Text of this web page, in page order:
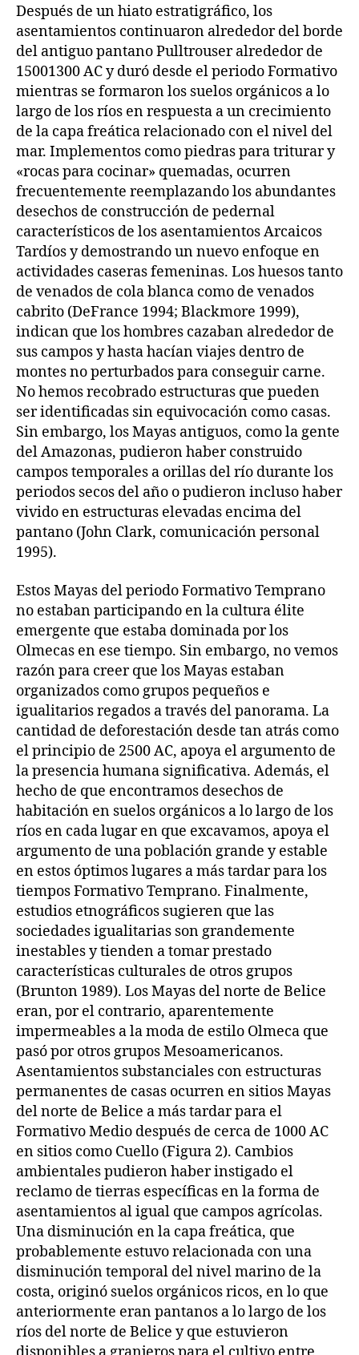
Después de un hiato estratigráfico, los
asentamientos continuaron alrededor del borde
del antiguo pantano Pulltrouser alrededor de
15001300 AC y duró desde el periodo Formativo
mientras se formaron los suelos orgánicos a lo
largo de los ríos en respuesta a un crecimiento
de la capa freática relacionado con el nivel del
mar. Implementos como piedras para triturar y
«rocas para cocinar» quemadas, ocurren
frecuentemente reemplazando los abundantes
desechos de construcción de pedernal
característicos de los asentamientos Arcaicos
Tardíos y demostrando un nuevo enfoque en
actividades caseras femeninas. Los huesos tanto
de venados de cola blanca como de venados
cabrito (DeFrance 1994; Blackmore 1999),
indican que los hombres cazaban alrededor de
sus campos y hasta hacían viajes dentro de
montes no perturbados para conseguir carne.
No hemos recobrado estructuras que pueden
ser identificadas sin equivocación como casas.
Sin embargo, los Mayas antiguos, como la gente
del Amazonas, pudieron haber construido
campos temporales a orillas del río durante los
periodos secos del año o pudieron incluso haber
vivido en estructuras elevadas encima del
pantano (John Clark, comunicación personal
1995).
Estos Mayas del periodo Formativo Temprano
no estaban participando en la cultura élite
emergente que estaba dominada por los
Olmecas en ese tiempo. Sin embargo, no vemos
razón para creer que los Mayas estaban
organizados como grupos pequeños e
igualitarios regados a través del panorama. La
cantidad de deforestación desde tan atrás como
el principio de 2500 AC, apoya el argumento de
la presencia humana significativa. Además, el
hecho de que encontramos desechos de
habitación en suelos orgánicos a lo largo de los
ríos en cada lugar en que excavamos, apoya el
argumento de una población grande y estable
en estos óptimos lugares a más tardar para los
tiempos Formativo Temprano. Finalmente,
estudios etnográficos sugieren que las
sociedades igualitarias son grandemente
inestables y tienden a tomar prestado
características culturales de otros grupos
(Brunton 1989). Los Mayas del norte de Belice
eran, por el contrario, aparentemente
impermeables a la moda de estilo Olmeca que
pasó por otros grupos Mesoamericanos.
Asentamientos substanciales con estructuras
permanentes de casas ocurren en sitios Mayas
del norte de Belice a más tardar para el
Formativo Medio después de cerca de 1000 AC
en sitios como Cuello (Figura 2). Cambios
ambientales pudieron haber instigado el
reclamo de tierras específicas en la forma de
asentamientos al igual que campos agrícolas.
Una disminución en la capa freática, que
probablemente estuvo relacionada con una
disminución temporal del nivel marino de la
costa, originó suelos orgánicos ricos, en lo que
anteriormente eran pantanos a lo largo de los
ríos del norte de Belice y que estuvieron